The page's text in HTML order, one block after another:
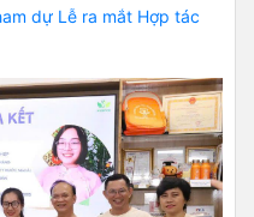
dự Lễ ra mắt Hợp tác